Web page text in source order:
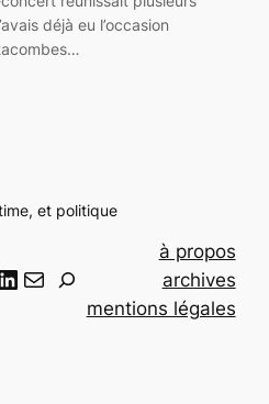
déjà eu l’occasion
et politique
Email
à propos
archives
mentions légales